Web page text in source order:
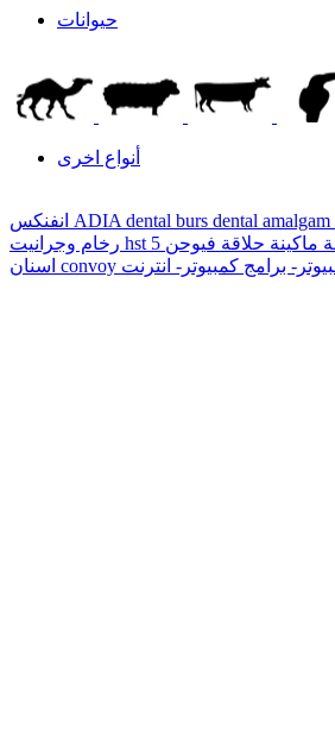
حيوانات
أنواع اخرى
ADIA dental burs dental amalgam
hst
convoy برامج كمبيوتر- انترنت